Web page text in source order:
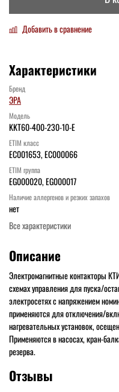
Добавить в сравнение
Характеристики
Бренд
ЭРА
Модель
KKT60-400-230-10-E
ETIM класс
EC001653, EC000066
ETIM группа
EG000020, EG000017
Наличие аллергенов и резких запахов
нет
Все характеристики
Описание
Электромагнитные контакторы
схемах управления для пуска/
электросетях с напряжением
применяются для отключения/
нагревательных установок,
Применяются в насосах, кран-
резерва.
Отзывы